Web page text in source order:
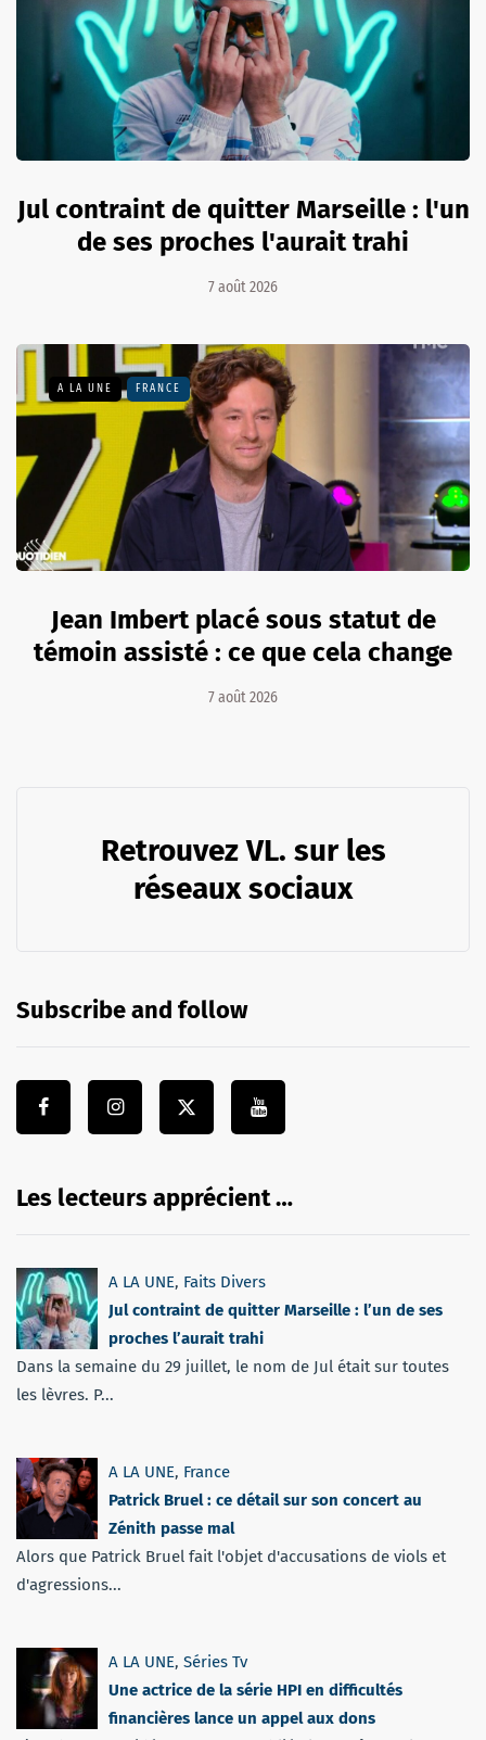
Jul contraint de quitter Marseille : l'un
de ses proches l'aurait trahi
7 août 2026
A LA UNE FRANCE
Jean Imbert placé sous statut de
témoin assisté : ce que cela change
7 août 2026
Retrouvez VL. sur les
réseaux sociaux
Subscribe and follow
Les lecteurs apprécient …
A LA UNE, Faits Divers
Jul contraint de quitter Marseille : l’un de ses
proches l’aurait trahi
Dans la semaine du 29 juillet, le nom de Jul était sur toutes
les lèvres. P...
A LA UNE, France
Patrick Bruel : ce détail sur son concert au
Zénith passe mal
Alors que Patrick Bruel fait l'objet d'accusations de viols et
d'agressions...
A LA UNE, Séries Tv
Une actrice de la série HPI en difficultés
financières lance un appel aux dons